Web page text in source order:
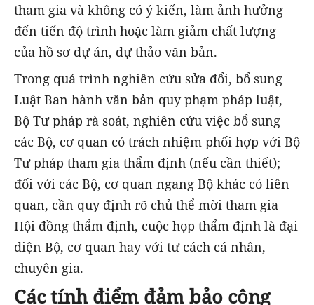
tham gia và không có ý kiến, làm ảnh hưởng
đến tiến độ trình hoặc làm giảm chất lượng
của hồ sơ dự án, dự thảo văn bản.
Trong quá trình nghiên cứu sửa đổi, bổ sung
Luật Ban hành văn bản quy phạm pháp luật,
Bộ Tư pháp rà soát, nghiên cứu việc bổ sung
các Bộ, cơ quan có trách nhiệm phối hợp với Bộ
Tư pháp tham gia thẩm định (nếu cần thiết);
đối với các Bộ, cơ quan ngang Bộ khác có liên
quan, cần quy định rõ chủ thể mời tham gia
Hội đồng thẩm định, cuộc họp thẩm định là đại
diện Bộ, cơ quan hay với tư cách cá nhân,
chuyên gia.
Các tính điểm đảm bảo công